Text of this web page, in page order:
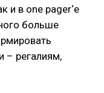
и в one pager‘е
больше
– регалиям,